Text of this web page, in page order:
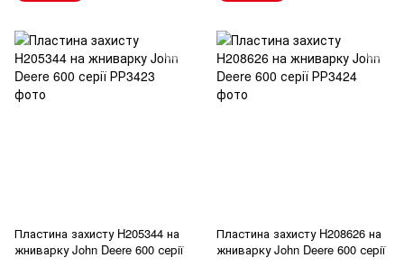
Пластина захисту H205344 на
жниварку John Deere 600 серії
Пластина захисту H208626 на
жниварку John Deere 600 серії